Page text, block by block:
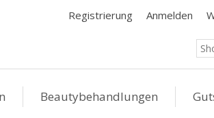
Registrierung Anmelden
Beautybehandlungen